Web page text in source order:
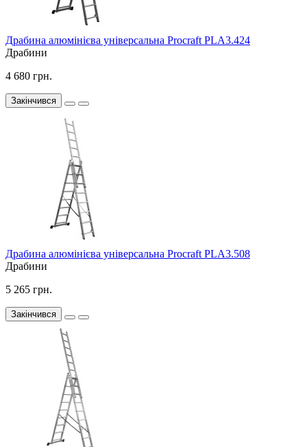
Драбина алюмінієва універсальна Procraft PLA3.424
Драбини
4 680 грн.
Закінчився
Драбина алюмінієва універсальна Procraft PLA3.508
Драбини
5 265 грн.
Закінчився